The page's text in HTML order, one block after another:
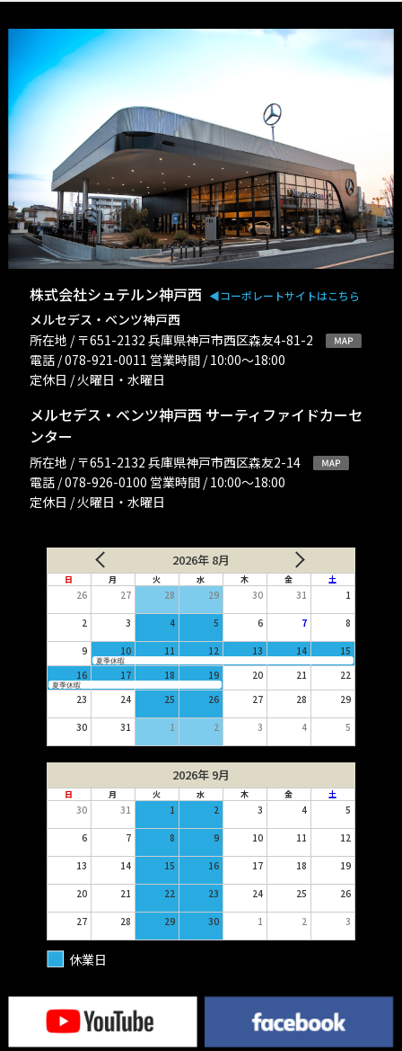
株式会社シュテルン神戸西 ◀︎コーポレートサイトはこちら
メルセデス・ベンツ神戸西
所在地 / 〒651-2132 兵庫県神戸市西区森友4-81-2
電話 / 078-921-0011 営業時間 / 10:00〜18:00
定休日 / 火曜日・水曜日
メルセデス・ベンツ神戸西 サーティファイドカーセ
ンター
所在地 / 〒651-2132 兵庫県神戸市西区森友2-14
電話 / 078-926-0100 営業時間 / 10:00〜18:00
定休日 / 火曜日・水曜日
2026年 8月
日 月 火 水 木 金 土
26 27 28 29 30 31 1
2 3 4 5 6 7 8
9 10 11 12 13 14 15
夏季休暇
16 17 18 19 20 21 22
夏季休暇
23 24 25 26 27 28 29
30 31 1 2 3 4 5
2026年 9月
日 月 火 水 木 金 土
30 31 1 2 3 4 5
6 7 8 9 10 11 12
13 14 15 16 17 18 19
20 21 22 23 24 25 26
27 28 29 30 1 2 3
休業日